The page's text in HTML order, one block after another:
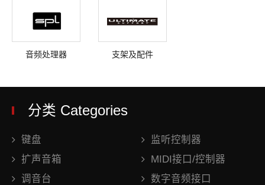
音频处理器 支架及配件
分类 Categories
键盘
监听控制器
扩声音箱
MIDI接口/控制器
调音台
数字音频接口